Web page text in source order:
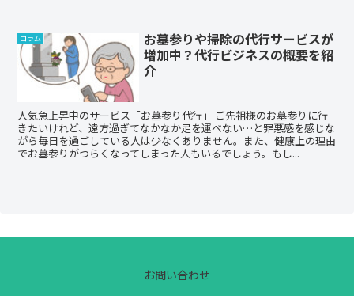
コラム
お墓参りや掃除の代行サービスが
増加中？代行ビジネスの概要を紹
介
人気急上昇中のサービス「お墓参り代行」 ご先祖様のお墓参りに行
きたいけれど、遠方過ぎてなかなか足を運べない…と罪悪感を感じな
がら毎日を過ごしている人は少なくありません。また、健康上の理由
でお墓参りがつらくなってしまった人もいるでしょう。もし...
お問い合わせ